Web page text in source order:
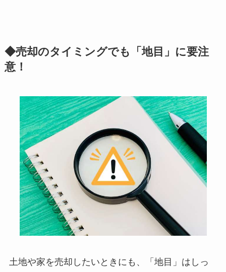
◆売却のタイミングでも「地目」に要注
意！
土地や家を売却したいときにも、「地目」はしっ